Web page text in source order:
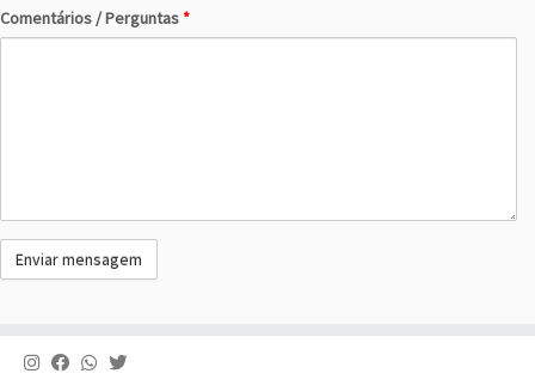
Comentários / Perguntas*